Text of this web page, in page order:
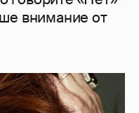
внимание от